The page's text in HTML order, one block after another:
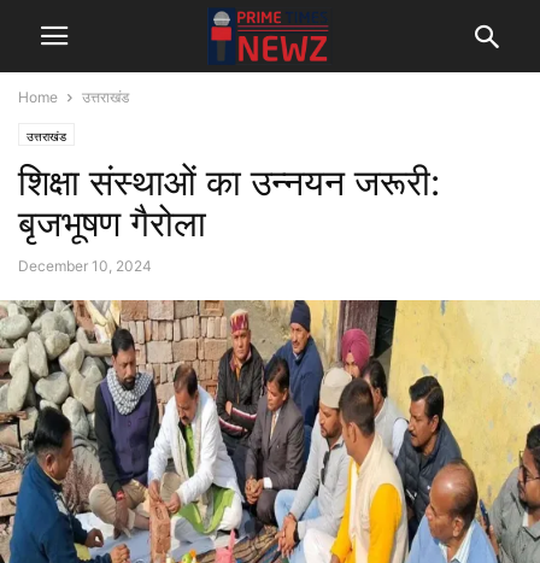
Home उत्तराखंड
उत्तराखंड
शिक्षा संस्थाओं का उन्नयन जरूरी:
बृजभूषण गैरोला
December 10, 2024